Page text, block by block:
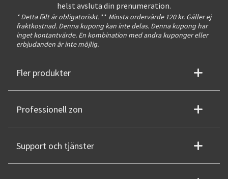
helst avsluta din prenumeration.
* Detta fält är obligatoriskt. ** Minsta ordervärde 120 kr. Gäller ej
fraktkostnad. Denna kupong kan inte delas. Denna kupong har
inget kontantvärde. En kombination med andra kuponger eller
erbjudanden är inte möjlig.
Fler produkter
Professionell zon
Support och tjänster